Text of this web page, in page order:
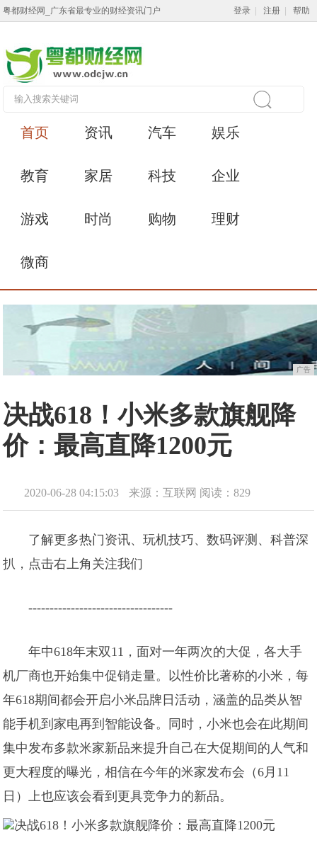
粤都财经网_广东省最专业的财经资讯门户 登录 注册 帮助
首页 资讯 汽车 娱乐
教育 家居 科技 企业
游戏 时尚 购物 理财
微商
广告
决战618！小米多款旗舰降
价：最高直降1200元
2020-06-28 04:15:03 来源：互联网 阅读：829
了解更多热门资讯、玩机技巧、数码评测、科普深
扒，点击右上角关注我们
----------------------------------
年中618年末双11，面对一年两次的大促，各大手
机厂商也开始集中促销走量。以性价比著称的小米，每
年618期间都会开启小米品牌日活动，涵盖的品类从智
能手机到家电再到智能设备。同时，小米也会在此期间
集中发布多款米家新品来提升自己在大促期间的人气和
更大程度的曝光，相信在今年的米家发布会（6月11
日）上也应该会看到更具竞争力的新品。